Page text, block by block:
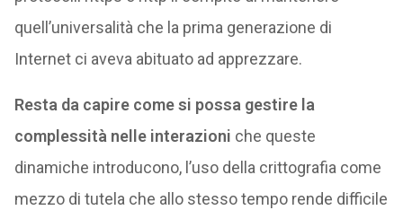
quell’universalità che la prima generazione di
Internet ci aveva abituato ad apprezzare.
Resta da capire come si possa gestire la
complessità nelle interazioni che queste
dinamiche introducono, l’uso della crittografia come
mezzo di tutela che allo stesso tempo rende difficile